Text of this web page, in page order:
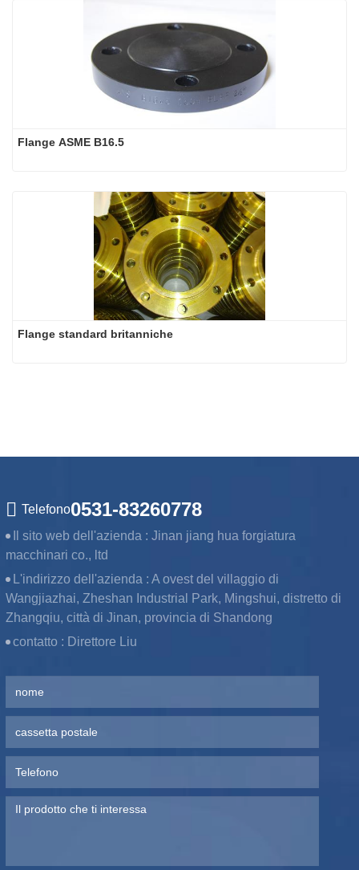
Flange ASME B16.5
Flange standard britanniche
Telefono0531-83260778
Il sito web dell'azienda : Jinan jiang hua forgiatura
macchinari co., ltd
L'indirizzo dell'azienda : A ovest del villaggio di
Wangjiazhai, Zheshan Industrial Park, Mingshui, distretto di
Zhangqiu, città di Jinan, provincia di Shandong
contatto : Direttore Liu